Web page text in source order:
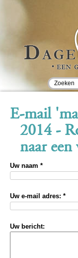
E-mail
2014 -
naar
Uw naam *
Uw e-mail adres: *
Uw bericht: